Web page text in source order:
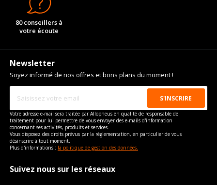
80 conseillers à
votre écoute
Newsletter
Soyez informé de nos offres et bons plans du moment !
Votre adresse e-mail sera traitée par Allopneus en qualité de responsable de
traitement pour lui permettre de vous envoyer des e-mails d'information
concernant ses activités, produits et services.
Vous disposez des droits prévus par la règlementation, en particulier de vous
désinscrire à tout moment.
Plus d'informations : la politique de gestion des données.
Suivez nous sur les réseaux